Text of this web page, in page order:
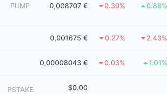
PUMP 0,008707 € 0.39% 0.88%
0,001675 € 0.27% 2.43%
0,00008043 € 0.03% 1.01%
PSTAKE $0.00